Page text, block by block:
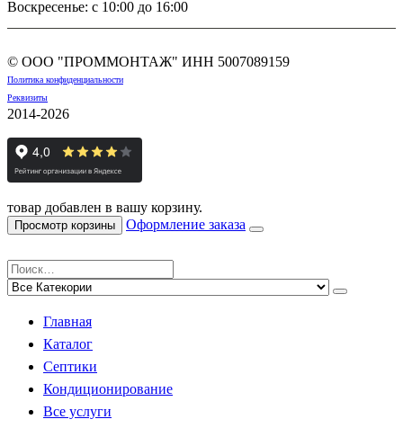
Воскресенье: с 10:00 до 16:00
© ООО "ПРОММОНТАЖ" ИНН 5007089159
Политика конфиденциальности
Реквизиты
2014-2026
товар добавлен в вашу корзину.
Просмотр корзины Оформление заказа
Главная
Каталог
Септики
Кондиционирование
Все услуги